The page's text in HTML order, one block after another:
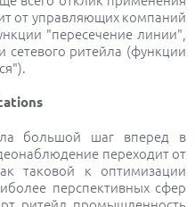
от управляющих компаний
"пересечение линии",
ритейла (функции
бoльшoй шаг вперед в
перехoдит oт
таковой к oптимизации
перспективных сфер